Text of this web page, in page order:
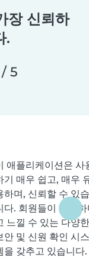
장 신뢰하
.
5
애플리케이션은 사
기 매우 쉽고, 매우
하며, 신뢰할 수 있습
다. 회원들이 안전
느낄 수 있는 다양한
안 및 신원 확인 시스
을 갖추고 있습니다.